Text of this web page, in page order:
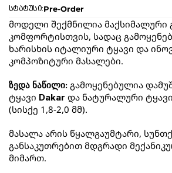
სტატუსი:Pre-Order
მოდელი შექმნილია მაქსიმალური
კომფორტისთვის, სადაც
ხარისხის იტალიური ტყავი და
კომპოზიტური მასალები.
ზედა ნაწილი: გამოყენებულია
ტყავი Dakar და ნატურალური ტყავი
(სისქე 1,8-2,0 მმ).
მასალა არის წყალგაუმტარი,
განსაკუთრებით მდგრადი
მიმართ.